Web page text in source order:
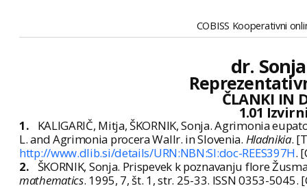
COBISS Kooperativni
dr.
ČLANKI IN
1.01
1.
KALIGARIČ, Mitja, ŠKORNIK, Sonja. Agrimonia
L. and Agrimonia procera Wallr. in Slovenia. Hladnikia.
http://www.dlib.si/details/URN:NBN:SI:doc-REES397H.
2. ŠKORNIK, Sonja. Prispevek k poznavanju flore
mathematics. 1995, 7, št. 1, str. 25-33. ISSN 0353-5045.